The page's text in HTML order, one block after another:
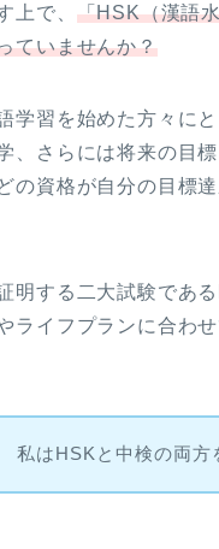
上で、 「HSK（漢語
ていませんか？
学習を始めた方々に
、さらには将来の目
の資格が自分の目標
明する二大試験であ
ライフプランに合わ
私はHSKと中検の両方